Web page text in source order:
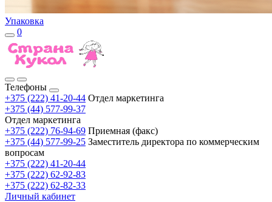
Упаковка
0
Телефоны
+375 (222) 41-20-44 Отдел маркетинга
+375 (44) 577-99-37
Отдел маркетинга
+375 (222) 76-94-69 Приемная (факс)
+375 (44) 577-99-25 Заместитель директора по коммерческим
вопросам
+375 (222) 41-20-44
+375 (222) 62-92-83
+375 (222) 62-82-33
Личный кабинет